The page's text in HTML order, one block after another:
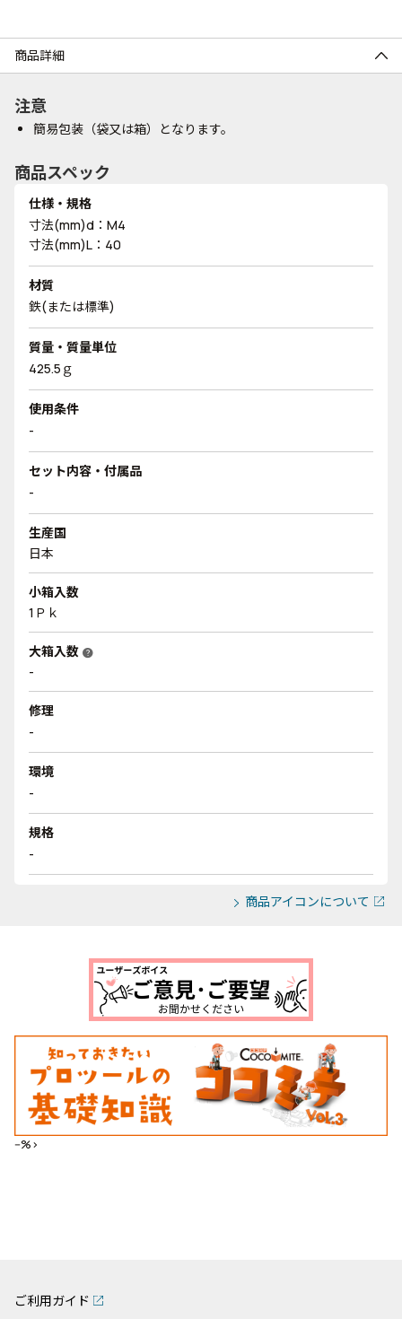
商品詳細
注意
簡易包装（袋又は箱）となります。
商品スペック
仕様・規格
寸法(mm)d：M4
寸法(mm)L：40
材質
鉄(または標準)
質量・質量単位
425.5ｇ
使用条件
-
セット内容・付属品
-
生産国
日本
小箱入数
1Ｐｋ
大箱入数 help
-
修理
-
環境
-
規格
-
商品アイコンについて
--%>
ご利用ガイド